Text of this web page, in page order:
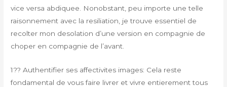
vice versa abdiquee. Nonobstant, peu importe une telle
raisonnement avec la resiliation, je trouve essentiel de
recolter mon desolation d’une version en compagnie de
choper en compagnie de l’avant.
1?? Authentifier ses affectivites images: Cela reste
fondamental de vous faire livrer et vivre entierement tous